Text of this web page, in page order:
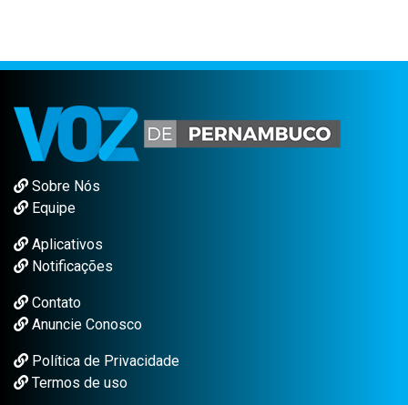
Sobre Nós
Equipe
Aplicativos
Notificações
Contato
Anuncie Conosco
Política de Privacidade
Termos de uso